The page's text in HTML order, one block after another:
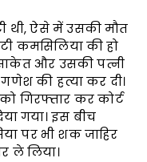
थी, ऐसे में उसकी मौत
कमसिलिया की हो
और उसकी पत्नी
की हत्या कर दी।
गिरफ्तार कर कोर्ट
गया। इस बीच
पर भी शक जाहिर
ले लिया।